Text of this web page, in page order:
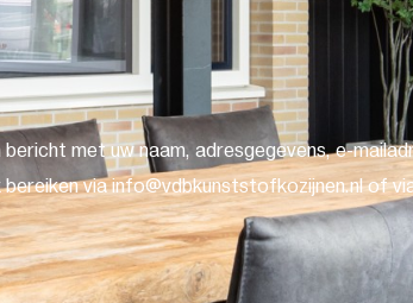
met uw naam, adresgegevens, e-
via info@vdbkunststofkozijnen.nl of